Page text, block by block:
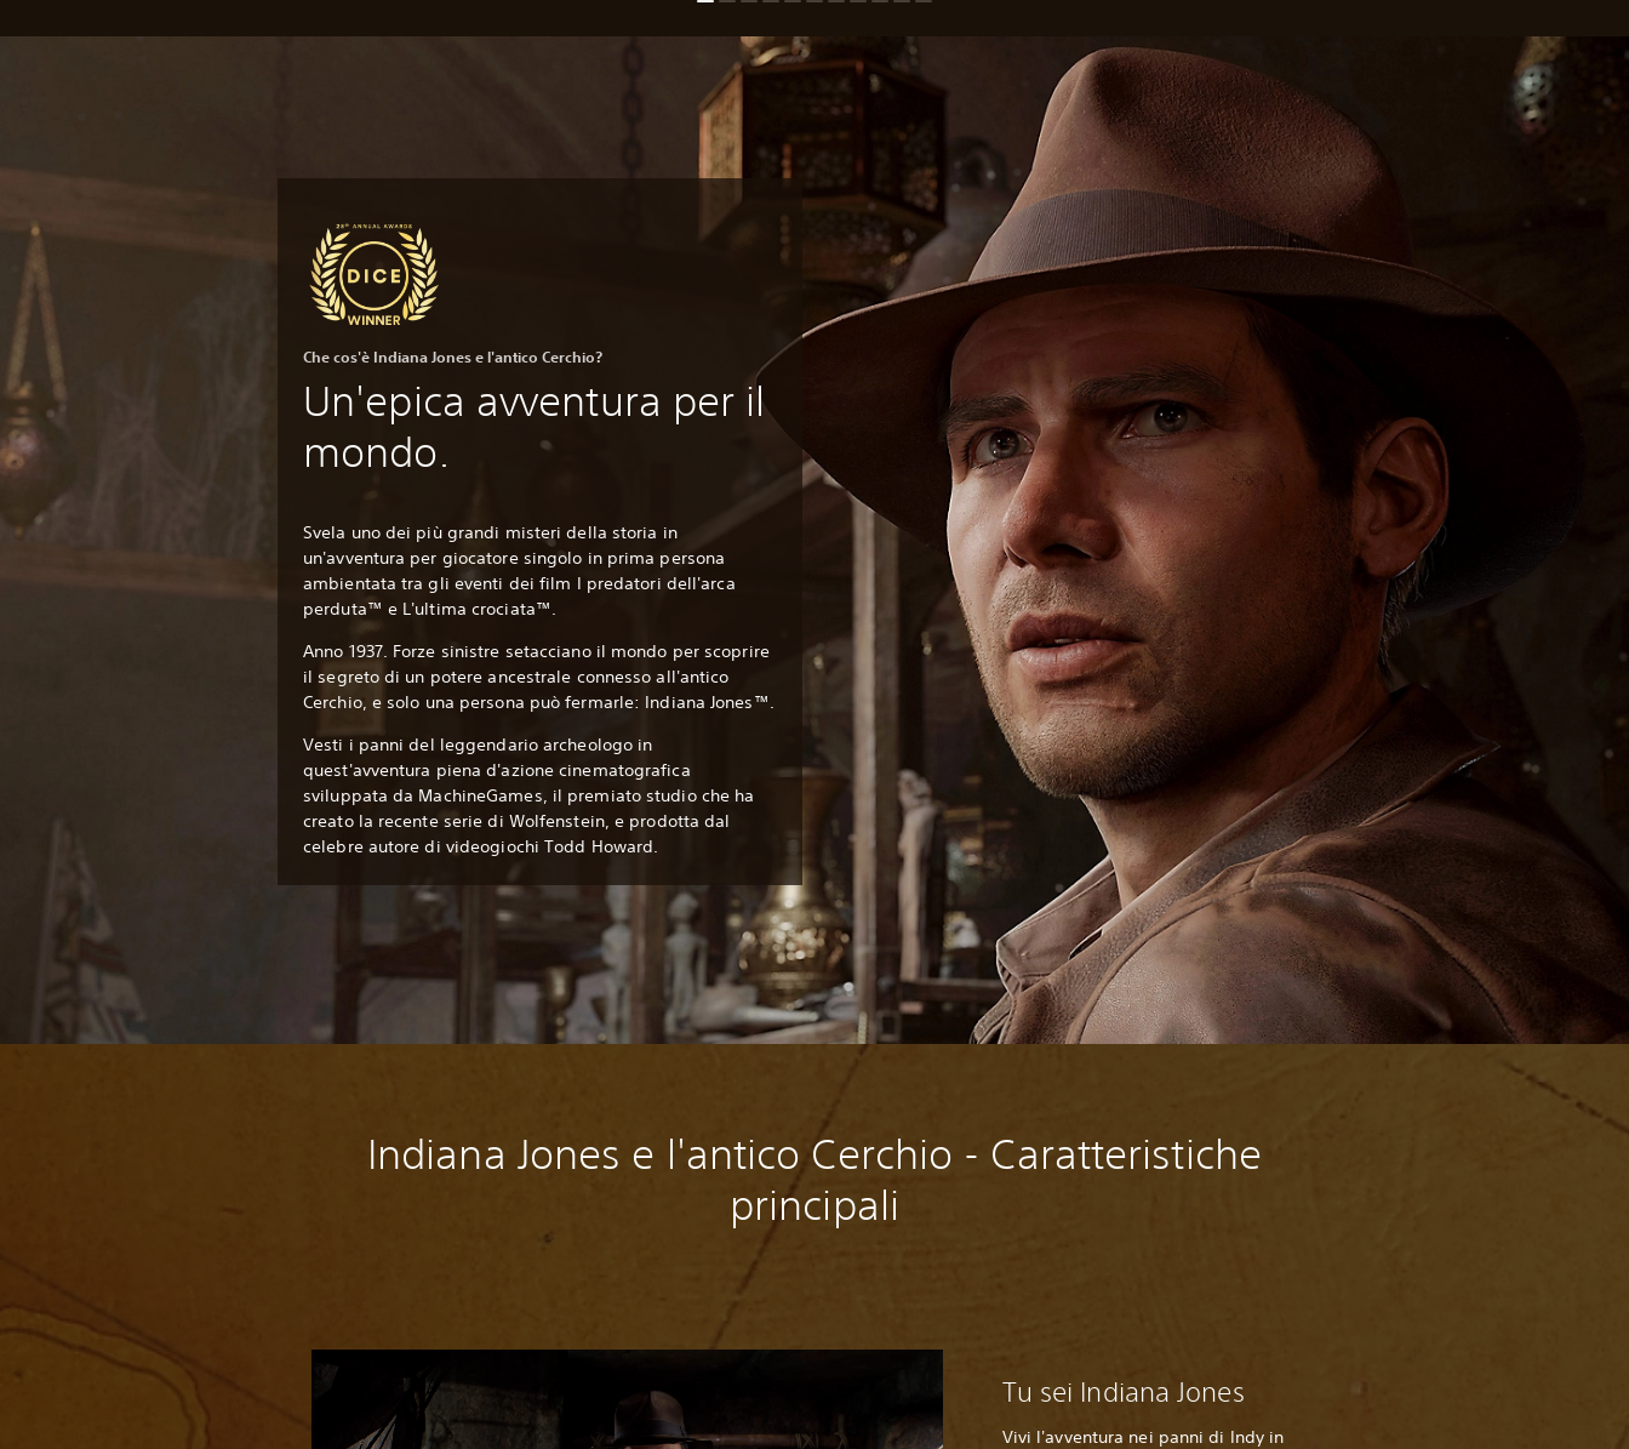
Che cos'è Indiana Jones e l'antico Cerchio?
Un'epica avventura per il
mondo.
Svela uno dei più grandi misteri della storia in
un'avventura per giocatore singolo in prima persona
ambientata tra gli eventi dei film I predatori dell'arca
perduta™ e L'ultima crociata™.
Anno 1937. Forze sinistre setacciano il mondo per scoprire
il segreto di un potere ancestrale connesso all'antico
Cerchio, e solo una persona può fermarle: Indiana Jones™.
Vesti i panni del leggendario archeologo in
quest'avventura piena d'azione cinematografica
sviluppata da MachineGames, il premiato studio che ha
creato la recente serie di Wolfenstein, e prodotta dal
celebre autore di videogiochi Todd Howard.
Indiana Jones e l'antico Cerchio - Caratteristiche
principali
Tu sei Indiana Jones
Vivi l'avventura nei panni di Indy in